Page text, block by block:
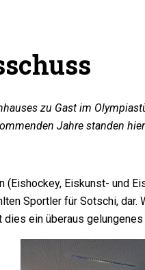
zu Gast im
Jahre standen
Eiskunst- und
Sportler für Sotschi,
ein überaus